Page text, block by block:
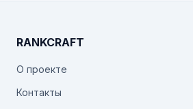
RANKCRAFT
О проекте
Контакты